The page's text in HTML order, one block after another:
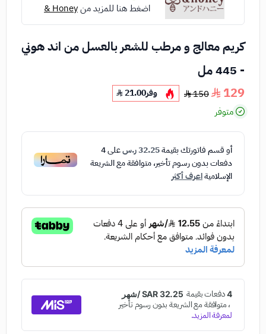
اضغط هنا للمزيد منHoney &
كريم معالج و مرطب للشعر بالعسل من اند هوني
- 445 مل
129
150 وفر21.00
متوفر
أو قسم فاتورتك بقيمة32.25 ر.س على4
دفعات بدون رسوم تأخير، متوافقة مع الشريعة
الإسلاميةاعرف أكثر